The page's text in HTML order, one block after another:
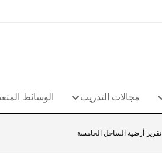
مجالات التدريب الوسائط
تقرير أرضية الساحل الخامسة